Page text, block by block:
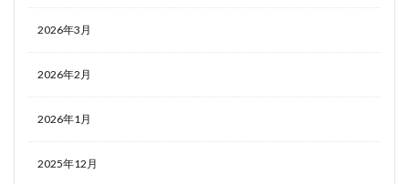
2026年3月
2026年2月
2026年1月
2025年12月